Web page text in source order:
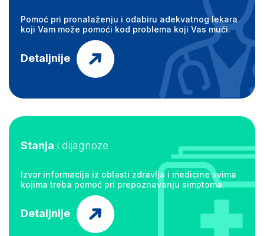
Pomoć pri pronalaženju i odabiru adekvatnog lekara
koji Vam može pomoći kod problema koji Vas muči.
Detaljnije
Stanja i dijagnoze
Izvor informacija iz oblasti zdravlja i medicine svima
kojima treba pomoć pri prepoznavanju simptoma.
Detaljnije